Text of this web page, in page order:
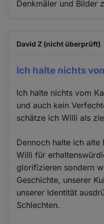
Denkmäler und Bilder
David Z (nicht überprüft)
Ich halte nichts
Ich halte nichts vom
und auch kein
schätze ich Willi als
Dennoch halte ich
Willi für
glorifizieren sondern
Geschichte, unserer
unserer Identität
Schlechten.